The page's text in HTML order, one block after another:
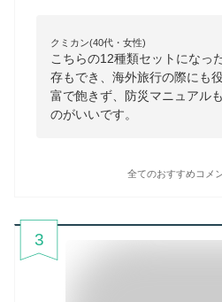
クミカン(40代・女性)
こちらの12種類セットになっ
存もでき、海外旅行の際にも
富で飽きず、防災マニュアル
のがいいです。
全てのおすすめコメ
3